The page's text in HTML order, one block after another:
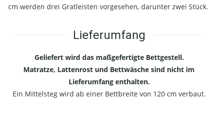
cm werden drei Gratleisten vorgesehen, darunter zwei Stück.
Lieferumfang
Geliefert wird das maßgefertigte Bettgestell.
Matratze, Lattenrost und Bettwäsche sind nicht im
Lieferumfang enthalten.
Ein Mittelsteg wird ab einer Bettbreite von 120 cm verbaut.